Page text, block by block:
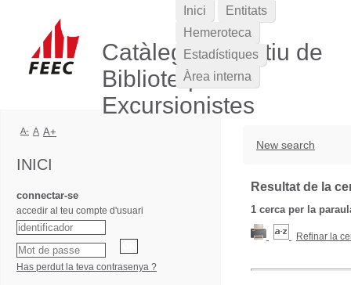
Catàleg Col·lectiu de
Biblioteques
Excursionistes
New search
Resultat de la
1 cerca per la
Refinar la
Inici
Entitats
Hemeroteca
Estadístiques
Àrea interna
A- A A+
INICI
connectar-se
accedir al teu compte d'usuari
Has perdut la teva contrasenya ?